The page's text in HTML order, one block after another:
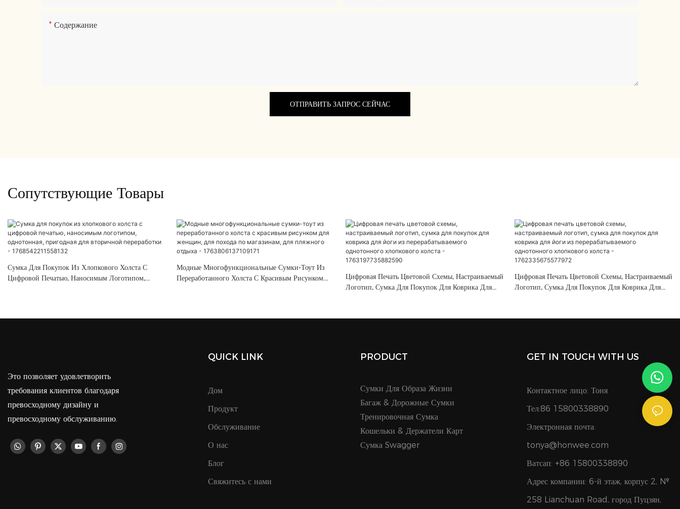
Содержание
ОТПРАВИТЬ ЗАПРОС СЕЙЧАС
Сопутствующие Товары
Сумка Для Покупок Из Хлопкового Холста С
Цифровой Печатью, Наносимым Логотипом,
Модные Многофункциональные Сумки-Тоут Из
Переработанного Холста С Красивым Рисунком
Цифровая Печать Цветовой Схемы, Настраиваемый
Логотип, Сумка Для Покупок Для Коврика Для
Цифровая Печать Цветовой Схемы, Настраиваемый
Логотип, Сумка Для Покупок Для Коврика Для
Это позволяет удовлетворить
требования клиентов благодаря
превосходному дизайну и
превосходному обслуживанию.
QUICK LINK
Дом
Продукт
Обслуживание
О нас
Блог
Свяжитесь с нами
PRODUCT
Сумки Для Образа Жизни
Багаж & Дорожные Сумки
Тренировочная Сумка
Кошельки & Держатели Карт
Сумка Swagger
GET IN TOUCH WITH US
Контактное лицо: Тоня
Тел:86 15800338890
Электронная почта:
tonya@honwee.com
Ватсап: +86 15800338890
Адрес компании: 6-й этаж, корпус 2, №
258 Lianchuan Road, город Пуцзян,